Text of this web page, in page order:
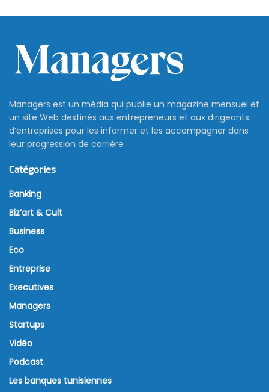
Managers est un média qui publie un magazine mensuel et
un site Web destinés aux entrepreneurs et aux dirigeants
d’entreprises pour les informer et les accompagner dans
leur progression de carrière
Catégories
Banking
Biz’art & Cult
Business
Eco
Entreprise
Executives
Managers
Startups
Vidéo
Podcast
Les banques tunisiennes